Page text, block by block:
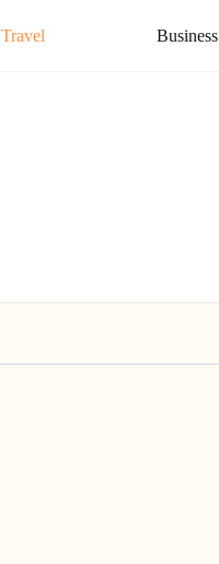
Travel Business